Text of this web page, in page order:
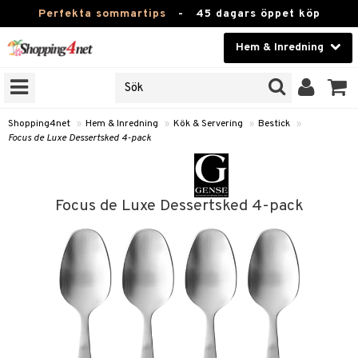
Perfekta sommartips - 45 dagars öppet köp
Hem & Inredning
Skönhet
Kontaktlinser
Hem & Inredning
Leksaker, Barn & Baby
Varumärken
Shopping4net » Hem & Inredning » Kök & Servering » Bestick »
Focus de Luxe Dessertsked 4-pack
Focus de Luxe Dessertsked 4-pack
& Ljusstakar